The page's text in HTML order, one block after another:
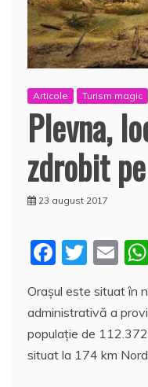
Articole Turism magic
Plevna,
zdrobit
23 august 2017
F
c
e
b
T
itt
er
E
m
ai
l
Oraşul este situat în
administrativă a
populaţie de
situat la 174 km